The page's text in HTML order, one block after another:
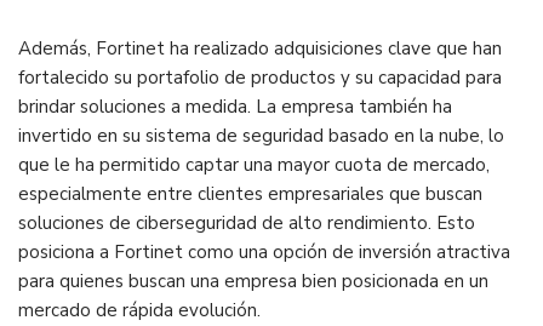
Además, Fortinet ha realizado adquisiciones clave que han
fortalecido su portafolio de productos y su capacidad para
brindar soluciones a medida. La empresa también ha
invertido en su sistema de seguridad basado en la nube, lo
que le ha permitido captar una mayor cuota de mercado,
especialmente entre clientes empresariales que buscan
soluciones de ciberseguridad de alto rendimiento. Esto
posiciona a Fortinet como una opción de inversión atractiva
para quienes buscan una empresa bien posicionada en un
mercado de rápida evolución​.